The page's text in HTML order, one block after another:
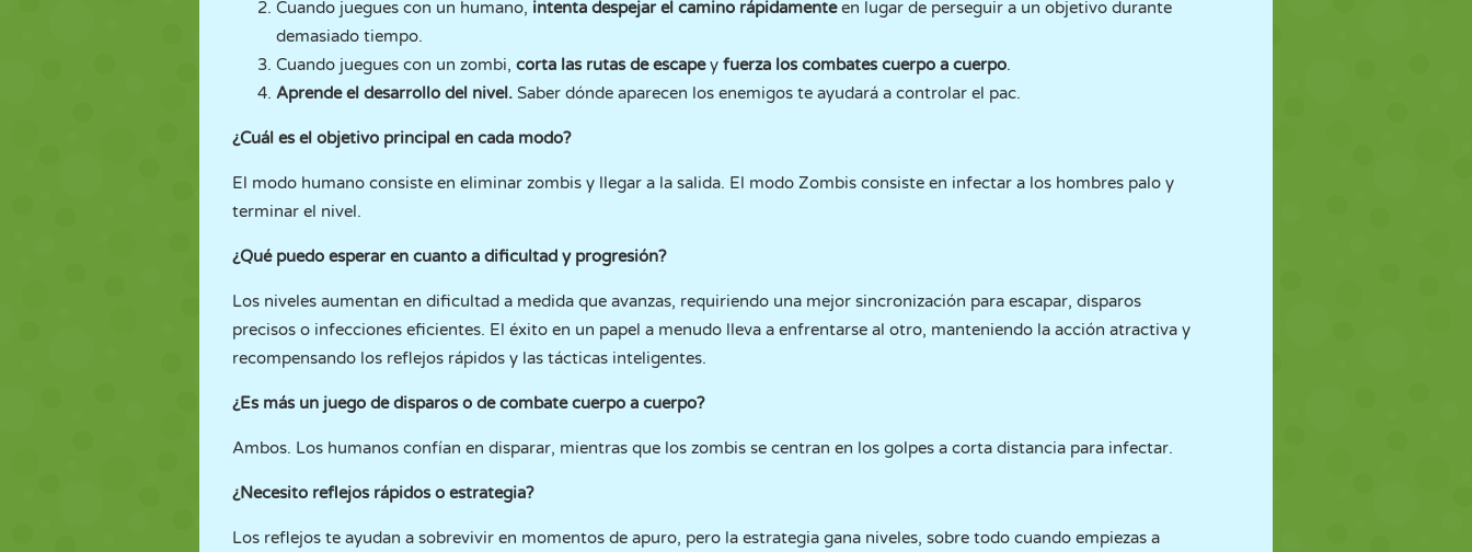
Cuando juegues con un humano, intenta despejar el camino rápidamenteen lugar de perseguir a un objetivo durante
demasiado tiempo.
Cuando juegues con un zombi, corta las rutas de escapey fuerza los combates cuerpo a cuerpo.
Aprende el desarrollo del nivel. Saber dónde aparecen los enemigos te ayudará a controlar el pac.
¿Cuál es el objetivo principal en cada modo?
El modo humano consiste en eliminar zombis y llegar a la salida. El modo Zombis consiste en infectar a los hombres palo y
terminar el nivel.
¿Qué puedo esperar en cuanto a dificultad y progresión?
Los niveles aumentan en dificultad a medida que avanzas, requiriendo una mejor sincronización para escapar, disparos
precisos o infecciones eficientes. El éxito en un papel a menudo lleva a enfrentarse al otro, manteniendo la acción atractiva y
recompensando los reflejos rápidos y las tácticas inteligentes.
¿Es más un juego de disparos o de combate cuerpo a cuerpo?
Ambos. Los humanos confían en disparar, mientras que los zombis se centran en los golpes a corta distancia para infectar.
¿Necesito reflejos rápidos o estrategia?
Los reflejos te ayudan a sobrevivir en momentos de apuro, pero la estrategia gana niveles, sobre todo cuando empiezas a